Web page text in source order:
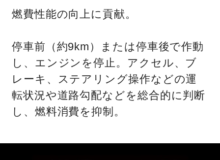
燃費性能の向上に貢献。
停車前（約9km）または停車後で作動
し、エンジンを停止。アクセル、ブ
レーキ、ステアリング操作などの運
転状況や道路勾配などを総合的に判断
し、燃料消費を抑制。